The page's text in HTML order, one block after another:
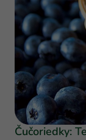
Čučoriedky: